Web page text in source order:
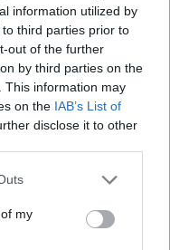
information utilized by
third parties prior to
out of the further
by third parties on the
This information may
on the IAB’s List of
disclose it to other
my
Μύκονο για τη
‑ οι
με μαγιό στην
στο Instagram
από τις
της διακοπές στο νησί των